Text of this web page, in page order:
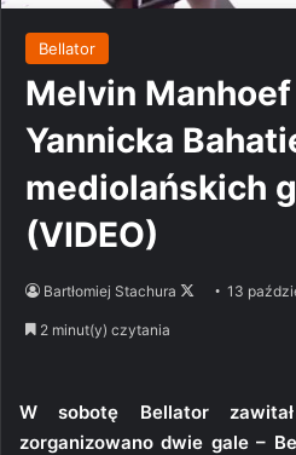
Bellator
Melvin Manhoef
Yannicka
mediolańskich
(VIDEO)
Bartłomiej Stachura
Follow13
2 minut(y) czytania
W sobotę Bellator
zorganizowano dwie gale –